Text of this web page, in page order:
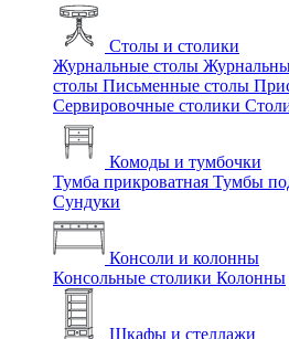
Столы и столики
Журнальные столы
столы Письменные столы
Сервировочные столики
Комоды и тумбочки
Тумба прикроватная Тумбы
Сундуки
Консоли и колонны
Консольные столики Колонны
Шкафы и стеллажи